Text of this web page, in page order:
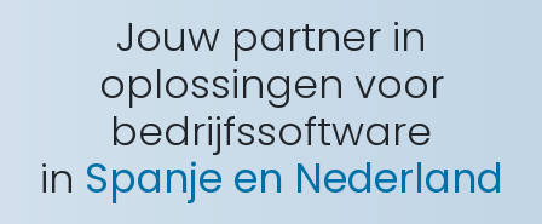
Jouw partner in
oplossingen voor
bedrijfssoftware
in Spanje en Nederland